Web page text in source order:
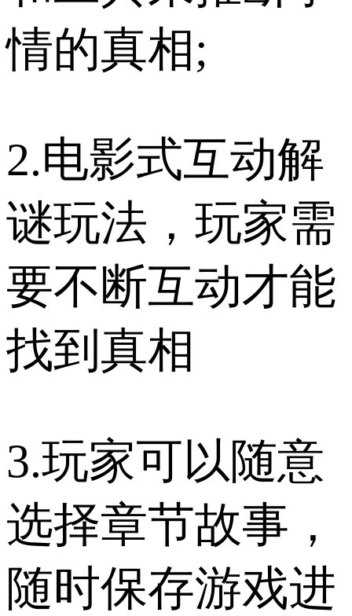
情的真相;
2.电影式互动解
谜玩法，玩家需
要不断互动才能
找到真相
3.玩家可以随意
选择章节故事，
随时保存游戏进